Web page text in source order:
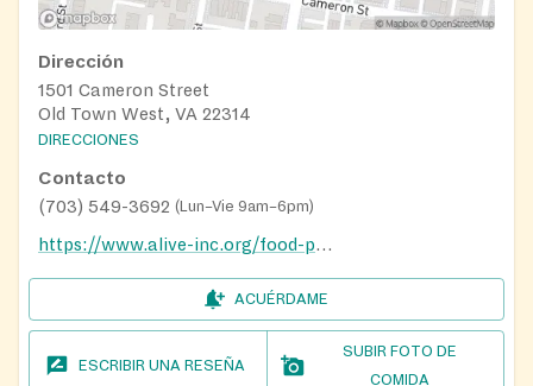
Dirección
1501 Cameron Street
Old Town West, VA 22314
DIRECCIONES
Contacto
(703) 549-3692 (Lun–Vie 9am–6pm)
https://www.alive-inc.org/food-program-in-alexandria-virginia/
ACUÉRDAME
ESCRIBIR UNA RESEÑA
SUBIR FOTO DE
COMIDA